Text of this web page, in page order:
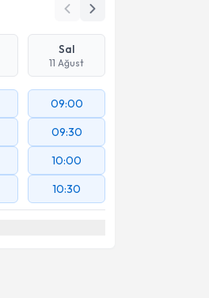
Sal
11 Ağust
09:00
09:30
10:00
10:30